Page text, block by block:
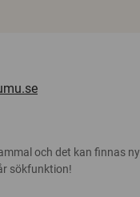
och det kan finnas
sökfunktion!